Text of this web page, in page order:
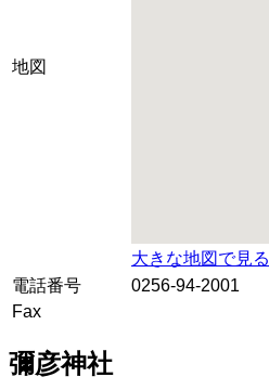
地図
大きな地図で見る
電話番号
0256-94-2001
Fax
彌彦神社